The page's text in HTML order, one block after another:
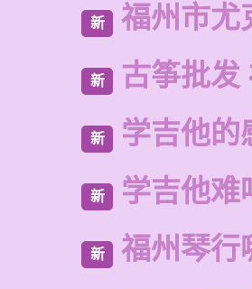
新 福州市尤
新 古筝批发
新 学吉他的
新 学吉他难
新 福州琴行